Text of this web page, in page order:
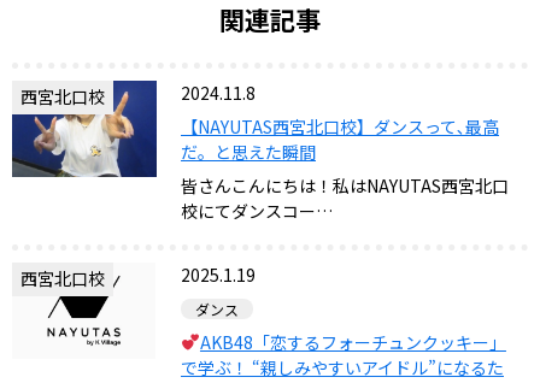
関連記事
西宮北口校
2024.11.8
【NAYUTAS西宮北口校】ダンスって､最高
だ。と思えた瞬間
皆さんこんにちは！私はNAYUTAS西宮北口
校にてダンスコー…
西宮北口校 2025.1.19
ダンス
AKB48「恋するフォーチュンクッキー」
で学ぶ！ “親しみやすいアイドル”になるた